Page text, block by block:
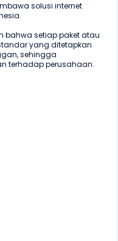
solusi internet
bahwa setiap paket atau
yang ditetapkan
sehingga
terhadap perusahaan.